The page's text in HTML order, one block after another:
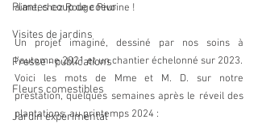
Plantes coup de coeur
Visites de jardins
Presse - publications
Fleurs comestibles
Jardin expérimental
aime, chez Rouge Pivoine !
Un projet imaginé, dessiné par nos soins à
l'automne 2021 et un chantier échelonné sur 2023.
Voici les mots de Mme et M. D. sur notre
prestation, quelques semaines après le réveil des
plantations, au printemps 2024 :